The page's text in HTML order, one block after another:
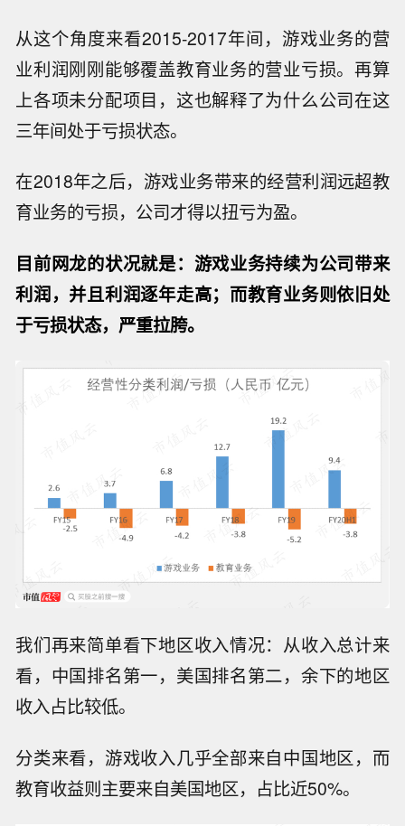
从这个角度来看2015-2017年间，游戏业务的营
业利润刚刚能够覆盖教育业务的营业亏损。再算
上各项未分配项目，这也解释了为什么公司在这
三年间处于亏损状态。
在2018年之后，游戏业务带来的经营利润远超教
育业务的亏损，公司才得以扭亏为盈。
目前网龙的状况就是：游戏业务持续为公司带来
利润，并且利润逐年走高；而教育业务则依旧处
于亏损状态，严重拉胯。
我们再来简单看下地区收入情况：从收入总计来
看，中国排名第一，美国排名第二，余下的地区
收入占比较低。
分类来看，游戏收入几乎全部来自中国地区，而
教育收益则主要来自美国地区，占比近50%。